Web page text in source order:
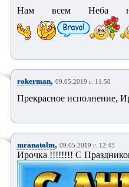
Нам всем Неба
rokerman, 09.05.2019 г. 11:50
Прекрасное исполнение,
mranatolm, 09.05.2019 г. 12:45
Ирочка !!!!!!!! С